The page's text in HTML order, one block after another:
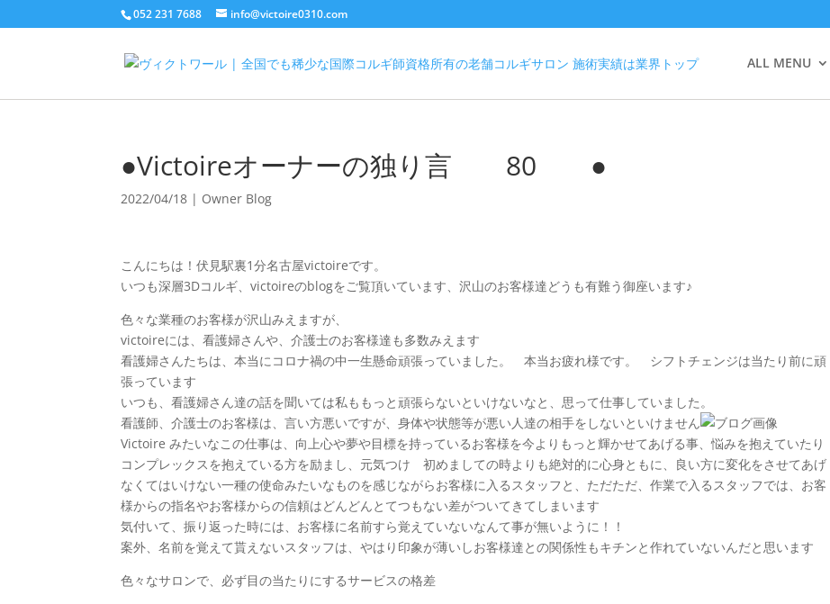
052 231 7688 info@victoire0310.com
ALL MENU
●Victoireオーナーの独り言 80 ●
2022/04/18 | Owner Blog
こんにちは！伏見駅裏1分名古屋victoireです。
いつも深層3Dコルギ、victoireのblogをご覧頂いています、沢山のお客様達どうも有難う御座います♪
色々な業種のお客様が沢山みえますが、
victoireには、看護婦さんや、介護士のお客様達も多数みえます
看護婦さんたちは、本当にコロナ禍の中一生懸命頑張っていました。 本当お疲れ様です。 シフトチェンジは当たり前に頑
張っています
いつも、看護婦さん達の話を聞いては私ももっと頑張らないといけないなと、思って仕事していました。
看護師、介護士のお客様は、言い方悪いですが、身体や状態等が悪い人達の相手をしないといけません
Victoire みたいなこの仕事は、向上心や夢や目標を持っているお客様を今よりもっと輝かせてあげる事、悩みを抱えていたり
コンプレックスを抱えている方を励まし、元気つけ 初めましての時よりも絶対的に心身ともに、良い方に変化をさせてあげ
なくてはいけない一種の使命みたいなものを感じながらお客様に入るスタッフと、ただただ、作業で入るスタッフでは、お客
様からの指名やお客様からの信頼はどんどんとてつもない差がついてきてしまいます
気付いて、振り返った時には、お客様に名前すら覚えていないなんて事が無いように！！
案外、名前を覚えて貰えないスタッフは、やはり印象が薄いしお客様達との関係性もキチンと作れていないんだと思います
色々なサロンで、必ず目の当たりにするサービスの格差